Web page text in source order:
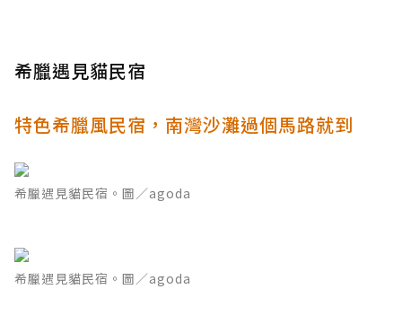
希臘遇見貓民宿
特色希臘風民宿，南灣沙灘過個馬路就到
希臘遇見貓民宿。圖／agoda
希臘遇見貓民宿。圖／agoda